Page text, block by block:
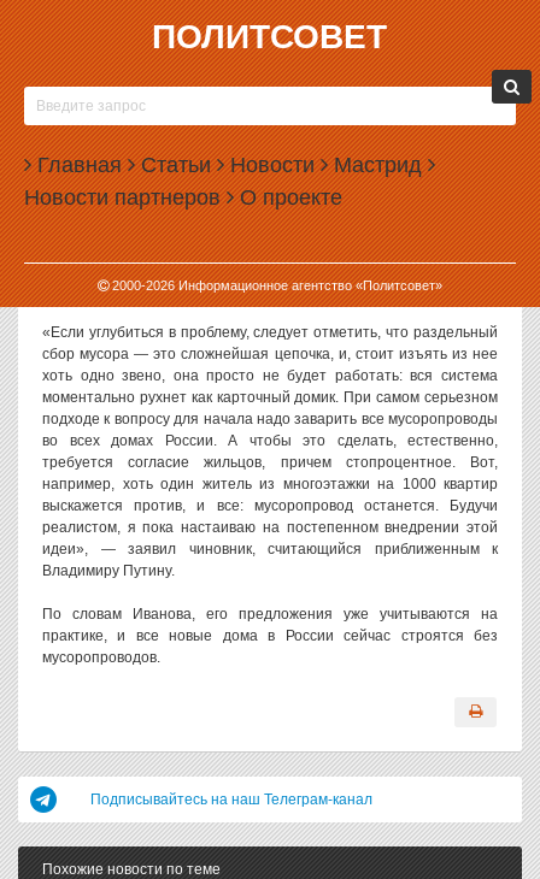
ПОЛИТСОВЕТ
Главная Статьи Новости Мастрид
Новости партнеров О проекте
2000-2026Информационное агентство «Политсовет»
30.11.2020, 14:31
СПЕЦПРЕДСТАВИТЕЛЬ ПУТИНА ПРИЗВАЛ
ЗАВАРИТЬ ВСЕ МУСОРОПРОВОДЫ В СТРАНЕ
Спецпредставитель президента Владимира Путина по вопросам
экологии Сергей Иванов призвал заварить все мусоропроводы во
всех домах России.
КакзаявилИванов, эта мера необходима для налаживания
системы раздельного сбора мусора.
«Если углубиться в проблему, следует отметить, что раздельный
сбор мусора — это сложнейшая цепочка, и, стоит изъять из нее
хоть одно звено, она просто не будет работать: вся система
моментально рухнет как карточный домик. При самом серьезном
подходе к вопросу для начала надо заварить все мусоропроводы
во всех домах России. А чтобы это сделать, естественно,
требуется согласие жильцов, причем стопроцентное. Вот,
например, хоть один житель из многоэтажки на 1000 квартир
выскажется против, и все: мусоропровод останется. Будучи
реалистом, я пока настаиваю на постепенном внедрении этой
идеи», — заявил чиновник, считающийся приближенным к
Владимиру Путину.
По словам Иванова, его предложения уже учитываются на
практике, и все новые дома в России сейчас строятся без
мусоропроводов.
Подписывайтесь на наш Телеграм-канал
Похожие новости по теме